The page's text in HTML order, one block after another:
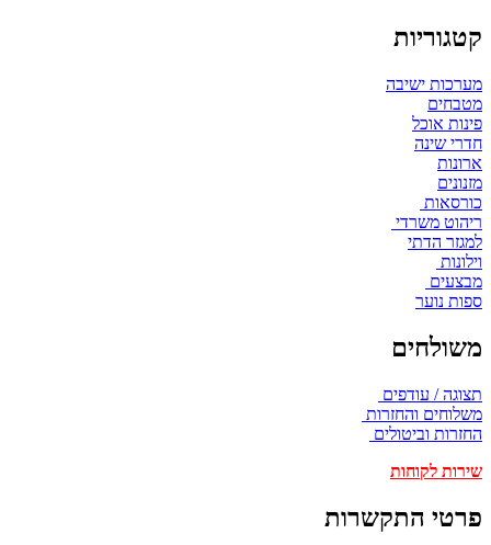
קטגוריות
מערכות ישיבה
מטבחים
פינות אוכל
חדרי שינה
ארונות
מזנונים
כורסאות
ריהוט משרדי
למגזר הדתי
וילונות
מבצעים
ספות נוער
משולחים
תצוגה / עודפים
משלוחים והחזרות
החזרות וביטולים
שירות לקוחות
פרטי התקשרות